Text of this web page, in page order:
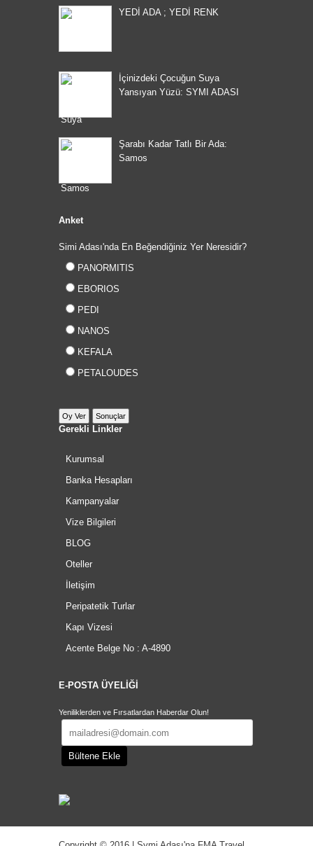
YEDİ ADA ; YEDİ RENK
İçinizdeki Çocuğun Suya
Yansıyan Yüzü: SYMI ADASI
Şarabı Kadar Tatlı Bir Ada:
Samos
Anket
Simi Adası'nda En Beğendiğiniz Yer Neresidir?
PANORMITIS
EBORIOS
PEDI
NANOS
KEFALA
PETALOUDES
Gerekli Linkler
Kurumsal
Banka Hesapları
Kampanyalar
Vize Bilgileri
BLOG
Oteller
İletişim
Peripatetik Turlar
Kapı Vizesi
Acente Belge No : A-4890
E-POSTA ÜYELİĞİ
Yeniliklerden ve Fırsatlardan Haberdar Olun!